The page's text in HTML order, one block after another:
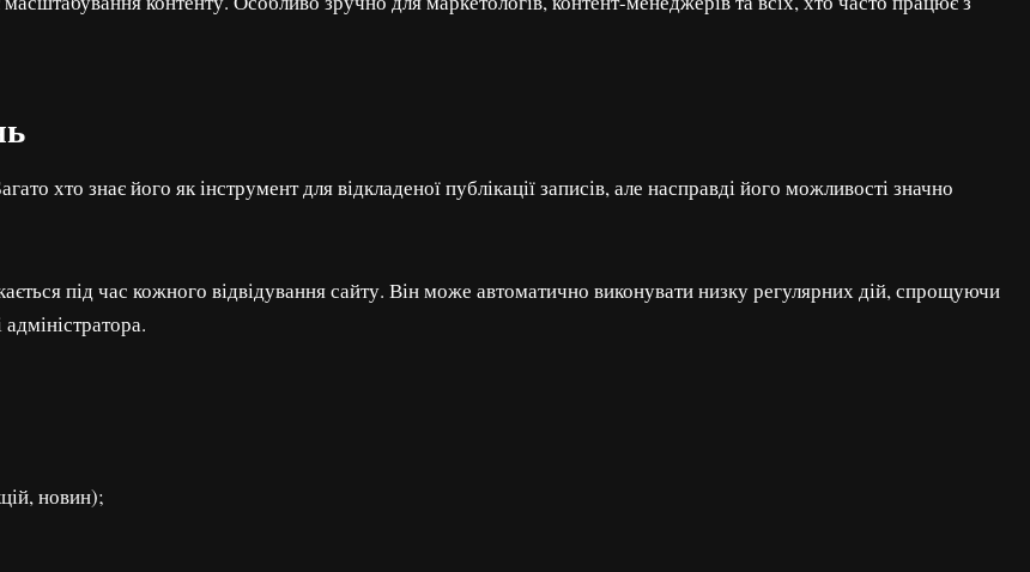
хто знає його як інструмент для відкладеної публікації записів, але насправді його можливості значно
під час кожного відвідування сайту. Він може автоматично виконувати низку регулярних дій, спрощуючи
новин);